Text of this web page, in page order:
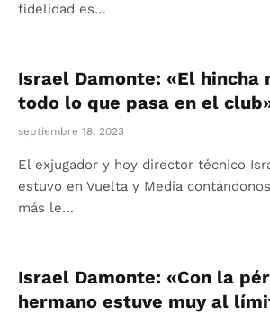
fidelidad es…
Israel Damonte: «El hincha
todo lo que pasa en el
septiembre 18, 2023
El exjugador y hoy director técnico
estuvo en Vuelta y Media
más le…
Israel Damonte: «Con la
hermano estuve muy al